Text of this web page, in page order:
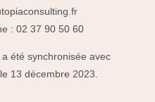
: 02 37 90 50 60
été synchronisée avec
le 13 décembre 2023.